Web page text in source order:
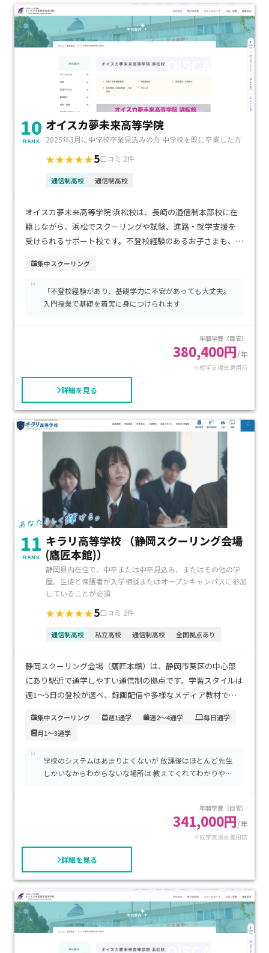
10
RANK
オイスカ夢未来高等学院
2025年3月に中学校卒業見込みの方 中学校を既に卒業した方
★★★★★5口コミ 2件
通信制高校 通信制高校
オイスカ夢未来高等学院 浜松校は、長崎の通信制本部校に在
籍しながら、浜松でスクーリングや試験、進路・就学支援を
受けられるサポート校です。不登校経験のあるお子さまも、基
き、3年間で卒業可能な単位取得プランも整っています。浜松
市西区にあり、地域で学びながら卒業を目指せる環境が魅力で
す。現役教師によるレポート指導や進路相談が浜松で受けら
集中スクーリング
"
「不登校経験があり、基礎学力に不安があっても大丈夫。
入門授業で基礎を着実に身につけられます
年間学費（目安）
380,400円/年
※就学支援金適用前
詳細を見る
11
RANK
キラリ高等学校 （静岡スクーリング会場
(鷹匠本館)）
静岡県内在住で、中卒または中卒見込み、またはその他の学
歴。生徒と保護者が入学相談またはオープンキャンパスに参加
していることが必須
★★★★★5口コミ 2件
通信制高校 私立高校 通信制高校 全国拠点あり
静岡スクーリング会場（鷹匠本館）は、静岡市葵区の中心部
にあり駅近で通学しやすい通信制の拠点です。学習スタイルは
週1〜5日の登校が選べ、録画配信や多様なメディア教材で自
適用時）と低めに設定されており、家庭の負担も軽減しやすい
です。不登校や学び直しを希望するお子さまが、自分のペース
で無理なく通いながら学びたいご家庭に特におすすめです。続
きを読む↑
集中スクーリング 週1通学 週2～4通学
毎日通学
月1～3通学
"
学校のシステムはあまりよくないが 放課後はほとんど先生
しかいなからわからないな場所は 教えてくれてわかりやす
年間学費（目安）
341,000円/年
※就学支援金適用前
詳細を見る